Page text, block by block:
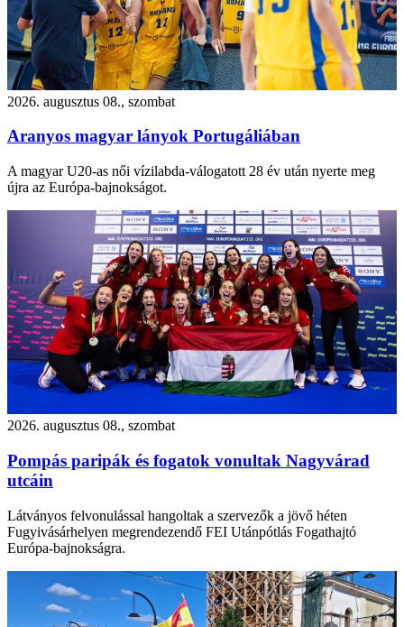
2026. augusztus 08., szombat
Aranyos magyar lányok Portugáliában
A magyar U20-as női vízilabda-válogatott 28 év után nyerte meg
újra az Európa-bajnokságot.
2026. augusztus 08., szombat
Pompás paripák és fogatok vonultak Nagyvárad
utcáin
Látványos felvonulással hangoltak a szervezők a jövő héten
Fugyivásárhelyen megrendezendő FEI Utánpótlás Fogathajtó
Európa-bajnokságra.